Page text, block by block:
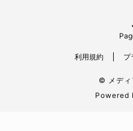
利用規約 プ
© メディ
Powered